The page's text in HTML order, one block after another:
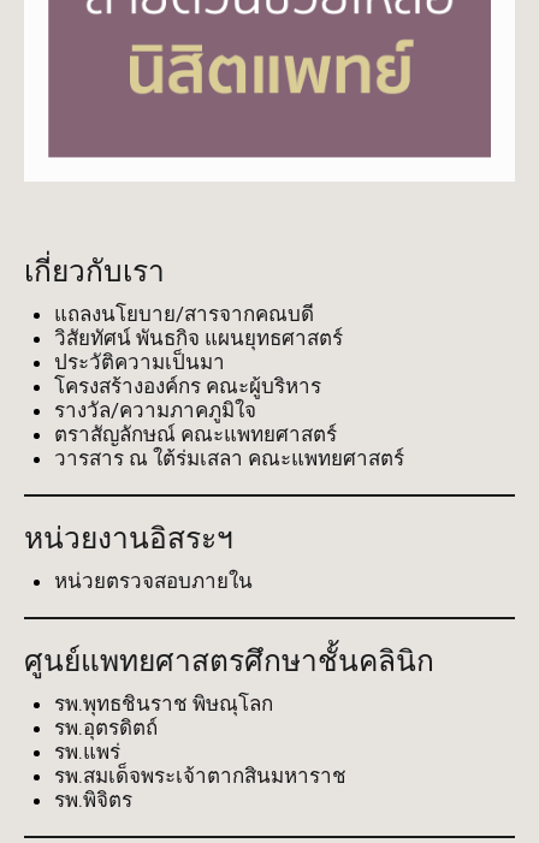
เกี่ยวกับเรา
แถลงนโยบาย/สารจากคณบดี
วิสัยทัศน์ พันธกิจ แผนยุทธศาสตร์
ประวัติความเป็นมา
โครงสร้างองค์กร คณะผู้บริหาร
รางวัล/ความภาคภูมิใจ
ตราสัญลักษณ์ คณะแพทยศาสตร์
วารสาร ณ ใต้ร่มเสลา คณะแพทยศาสตร์
หน่วยงานอิสระฯ
หน่วยตรวจสอบภายใน
ศูนย์แพทยศาสตรศึกษาชั้นคลินิก
รพ.พุทธชินราช พิษณุโลก
รพ.อุตรดิตถ์
รพ.แพร่
รพ.สมเด็จพระเจ้าตากสินมหาราช
รพ.พิจิตร